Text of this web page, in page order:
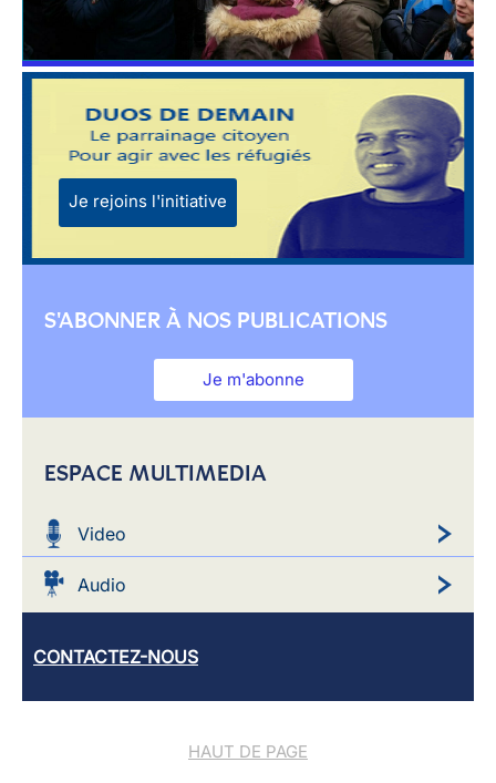
Je rejoins l'initiative
S'ABONNER À NOS PUBLICATIONS
Je m'abonne
ESPACE MULTIMEDIA
Video
Audio
CONTACTEZ-NOUS
HAUT DE PAGE